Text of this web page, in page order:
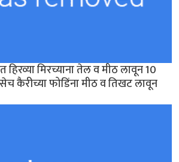
हिरव्या मिरच्याना तेल व मीठ लावून 10
कैरीच्या फोडिंना मीठ व तिखट लावून